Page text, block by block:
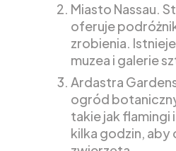
Miasto Nassau.
oferuje
zrobienia.
muzea i galerie
Ardastra
ogród
takie jak flamingi
kilka godzin,